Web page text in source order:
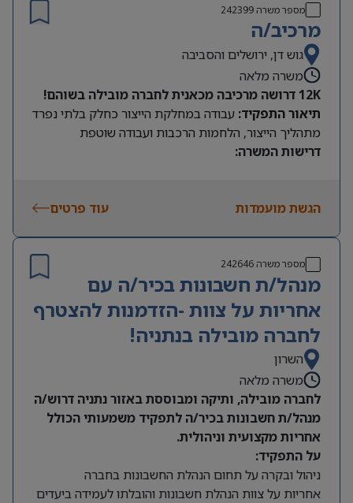
דיוק, סדר ויכולת ירידה לפרטים
ידע בסיסי בעבודה עם מחשב
תודעת שירות ויכולת עבודה בצוות
מספר משרה242399
מרכיב/ה
גוש דן, ירושלים והסביבה
משרה מלאה
12K דרושה מרכיבה מכאנית לחברה מובילה בשוהם!
תיאור התפקיד: עבודה במחלקת הייצור כחלק בלתי נפרד
מתהליך הייצור, הלחמות הרכבות ועבודה שוטפת
דרישות המשרה:
הגשת מועמדות
עוד פרטים
מספר משרה242646
מנהל/ת חשבונות בכיר/ה עם
אחריות על צוות -הזדמנות להצטרף
לחברה מובילה בנתניה!
השרון
משרה מלאה
לחברה מובילה, ותיקה ומבוססת באזור נתניה דרוש/ה
מנהל/ת חשבונות בכיר/ה לתפקיד משמעותי הכולל
אחריות מקצועית וניהולית.
על התפקיד:
ניהול ובקרה על תחום הנהלת החשבונות בחברה
אחריות על צוות הנהלת חשבונות והובלתו לעמידה ביעדים